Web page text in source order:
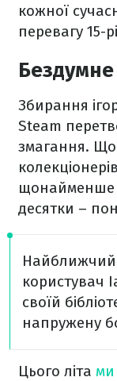
кожної
перевагу 15-
Збирання
Steam
змагання.
щонайменше
десятки –
Найближчий
користувач
своїй
напружену
Цього літа ми